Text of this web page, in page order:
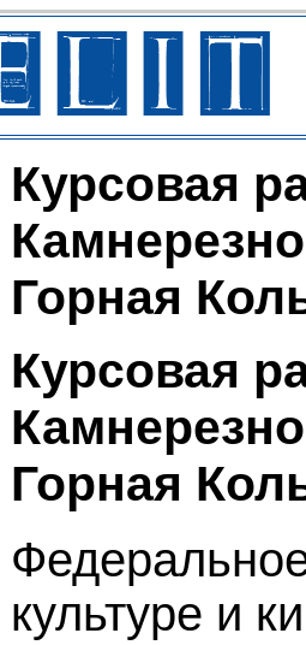
Курсовая
Горная
Курсовая
Горная
культуре и